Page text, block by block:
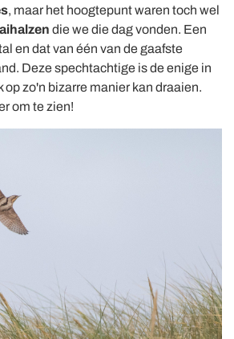
, maar het hoogtepunt waren toch wel
die we die dag vonden. Een
en dat van één van de gaafste
Deze spechtachtige is de enige in
op zo'n bizarre manier kan draaien.
om te zien!